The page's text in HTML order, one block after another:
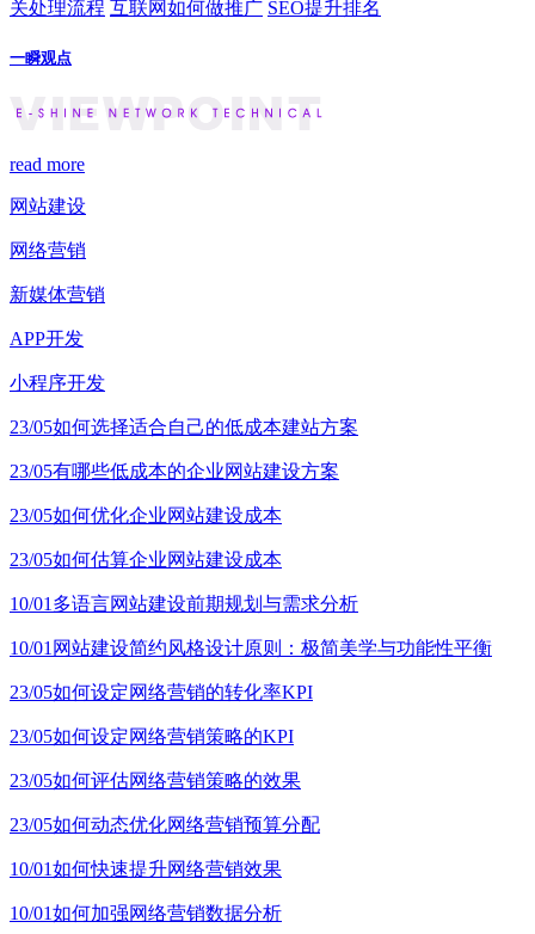
关处理流程 互联网如何做推广 SEO提升排名
一瞬观点
read more
网站建设
网络营销
新媒体营销
APP开发
小程序开发
23/05如何选择适合自己的低成本建站方案
23/05有哪些低成本的企业网站建设方案
23/05如何优化企业网站建设成本
23/05如何估算企业网站建设成本
10/01 多语言网站建设前期规划与需求分析
10/01 网站建设简约风格设计原则：极简美学与功能性平衡
23/05如何设定网络营销的转化率KPI
23/05如何设定网络营销策略的KPI
23/05如何评估网络营销策略的效果
23/05如何动态优化网络营销预算分配
10/01如何快速提升网络营销效果
10/01如何加强网络营销数据分析